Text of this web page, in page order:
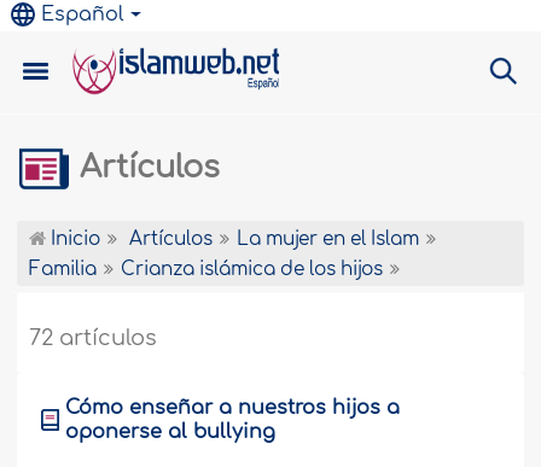
Español
Artículos
Inicio Artículos
La mujer en el Islam
Familia
Crianza islámica de los hijos
72 artículos
Cómo enseñar a nuestros hijos a
oponerse al bullying